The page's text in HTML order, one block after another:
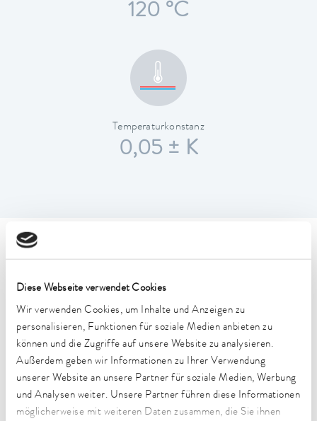
Diese Webseite verwendet Cookies
Wir verwenden Cookies, um Inhalte und Anzeigen zu
personalisieren, Funktionen für soziale Medien anbieten zu
können und die Zugriffe auf unsere Website zu analysieren.
Außerdem geben wir Informationen zu Ihrer Verwendung
unserer Website an unsere Partner für soziale Medien, Werbung
und Analysen weiter. Unsere Partner führen diese Informationen
möglicherweise mit weiteren Daten zusammen, die Sie ihnen
120 °C
Temperaturkonstanz
0,05 ± K
Technische Merkmale (nach
DIN 12876)
Arbeitstemperaturbereich
-32 ... 120 °C
Umgebungstemperaturbereich
5 ... 40 °C
Temperaturkonstanz